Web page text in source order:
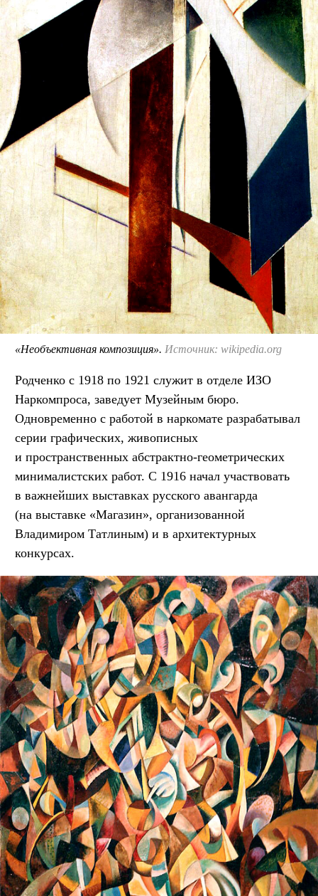
«Необъективная композиция». Источник: wikipedia.org
Родченко с 1918 по 1921 служит в отделе ИЗО
Наркомпроса, заведует Музейным бюро.
Одновременно с работой в наркомате разрабатывал
серии графических, живописных
и пространственных абстрактно-геометрических
минималистских работ. С 1916 начал участвовать
в важнейших выставках русского авангарда
(на выставке «Магазин», организованной
Владимиром Татлиным) и в архитектурных
конкурсах.